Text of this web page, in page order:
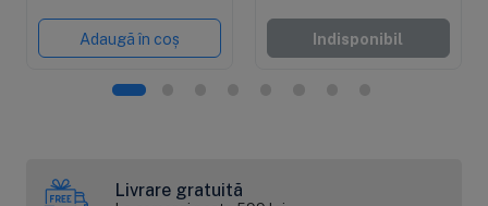
Adaugă în coș Indisponibil
Livrare gratuită